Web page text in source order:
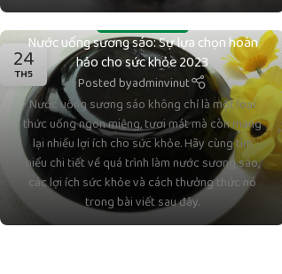
24
TH5
Nước uống sương sáo: Sự lựa chọn hoàn
hảo cho sức khỏe 2023
Posted byadminvinut
Nước uống sương sáo không chỉ là một loại
thức uống ngon miệng, tươi mát mà còn mang
lại nhiều lợi ích cho sức khỏe. Hãy cùng tìm
hiểu chi tiết về quá trình làm nước sương sáo,
các lợi ích sức khỏe và cách thưởng thức nó
trong bài viết sau đây.